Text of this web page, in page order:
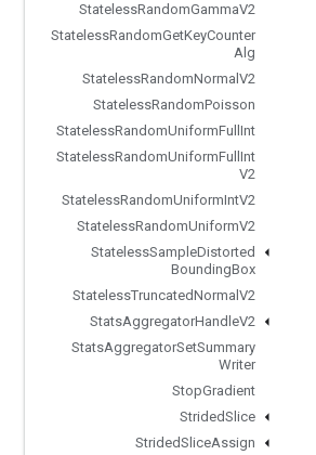
StatelessRandomGammaV2
StatelessRandomGetKeyCounter
Alg
StatelessRandomNormal V2
StatelessRandomPoisson
StatelessRandomUniformFull Int
StatelessRandomUniformFull Int
V2
StatelessRandomUniformIntV2
StatelessRandomUniformV2
StatelessSampleDistorted
BoundingBox
StatelessTruncatedNormal V2
StatsAggregatorHandleV2
StatsAggregatorSetSummary
Writer
StopGradient
StridedSlice
StridedSliceAssign